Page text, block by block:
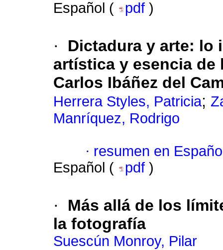
Español ( pdf )
·
Dictadura y arte: lo
artística y esencia
Carlos Ibáñez del
Herrera Styles, Patricia;
Manríquez, Rodrigo
· resumen en
Español (
pdf )
·
Más allá de los
la fotografía
Suescún Monroy, Pilar